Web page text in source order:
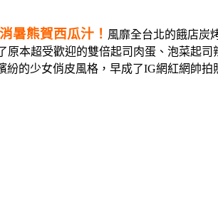
暑熊賀西瓜汁！ 風靡全台北的餓店炭
原本超受歡迎的雙倍起司肉蛋、泡菜起
的少女俏皮風格，早成了IG網紅網帥